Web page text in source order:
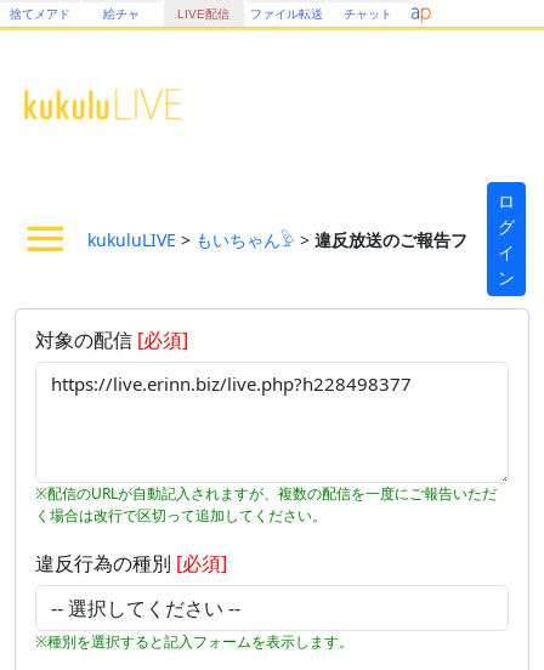
捨てメアド 絵チャ LIVE配信 ファイル転送 チャット
kukuluLIVE > もいちゃん𓅱 > 違反放送のご報告フォーム
ロ
グ
イ
ン
対象の配信 [必須]
※配信のURLが自動記入されますが、複数の配信を一度にご報告いただ
く場合は改行で区切って追加してください。
違反行為の種別 [必須]
※種別を選択すると記入フォームを表示します。